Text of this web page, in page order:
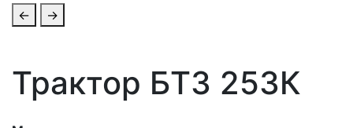
← →
Трактор БТЗ 253К